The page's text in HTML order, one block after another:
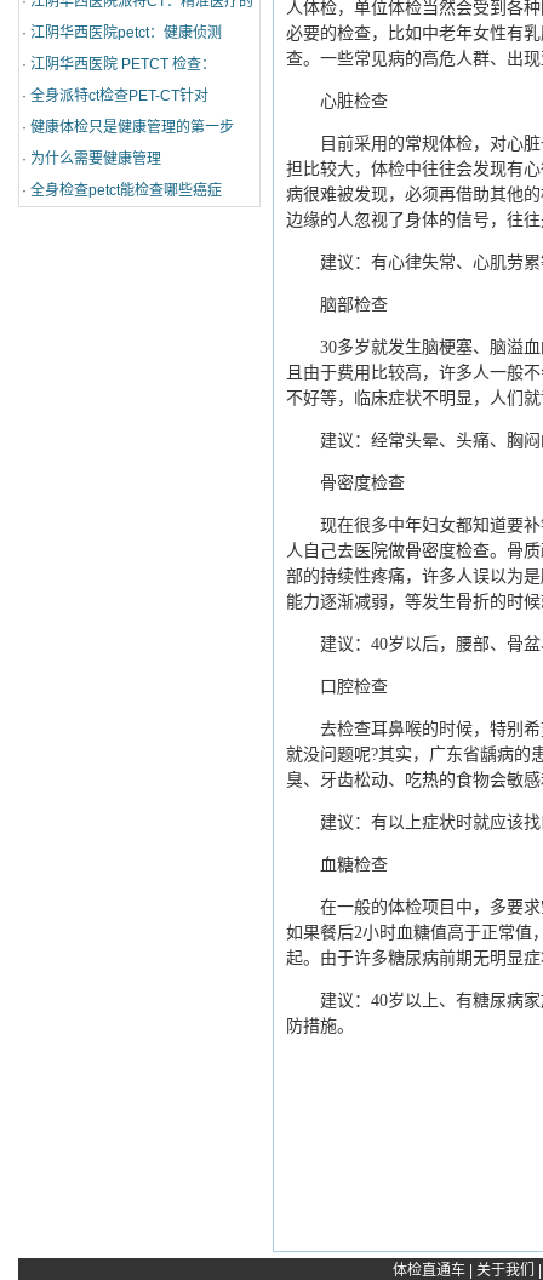
· 江阴华西医院petct：健康侦测
· 江阴华西医院 PETCT 检查：
· 全身派特ct检查PET-CT针对
· 健康体检只是健康管理的第一步
· 为什么需要健康管理
· 全身检查petct能检查哪些癌症
人体检，单位体检当然会受到各
必要的检查，比如中老年女性有
查。一些常见病的高危人群、出
心脏检查
目前采用的常规体检，对心脏
担比较大，体检中往往会发现有
病很难被发现，必须再借助其他
边缘的人忽视了身体的信号，往
建议：有心律失常、心肌劳累
脑部检查
30多岁就发生脑梗塞、脑溢血
且由于费用比较高，许多人一般
不好等，临床症状不明显，人们
建议：经常头晕、头痛、胸闷
骨密度检查
现在很多中年妇女都知道要补
人自己去医院做骨密度检查。骨
部的持续性疼痛，许多人误以为
能力逐渐减弱，等发生骨折的时
建议：40岁以后，腰部、骨盆
口腔检查
去检查耳鼻喉的时候，特别希
就没问题呢?其实，广东省龋病的
臭、牙齿松动、吃热的食物会敏
建议：有以上症状时就应该找
血糖检查
在一般的体检项目中，多要求
如果餐后2小时血糖值高于正常值
起。由于许多糖尿病前期无明显
建议：40岁以上、有糖尿病家
防措施。
体检直通车| 关于我们